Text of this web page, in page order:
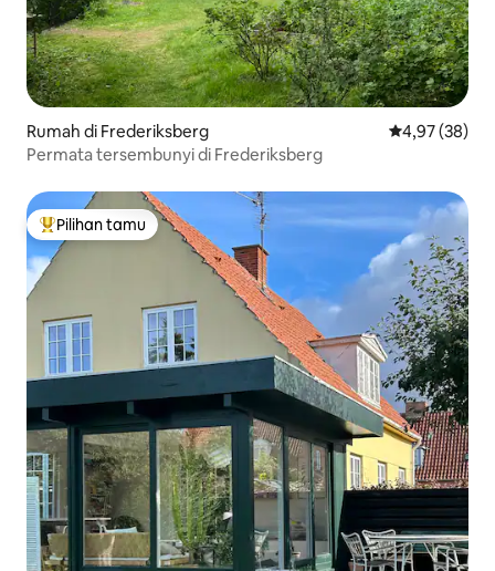
Rumah di Frederiksberg Nilai rata-rata
4,97 (38)
Permata tersembunyi di Frederiksberg
Pilihan tamu terpopuler
Pilihan tamu